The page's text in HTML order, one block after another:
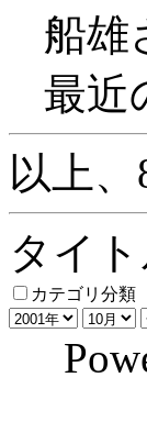
船雄
最近
以上、
タイ
カテゴリ分類